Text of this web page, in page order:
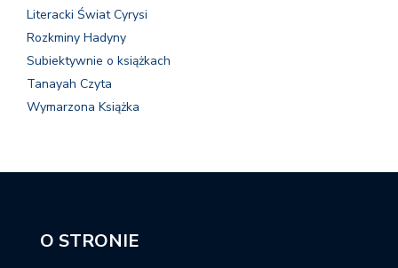
Literacki Świat Cyrysi
Rozkminy Hadyny
Subiektywnie o książkach
Tanayah Czyta
Wymarzona Książka
O STRONIE